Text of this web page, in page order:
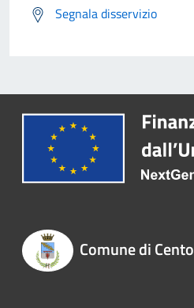
Segnala disservizio
Comune di Cento